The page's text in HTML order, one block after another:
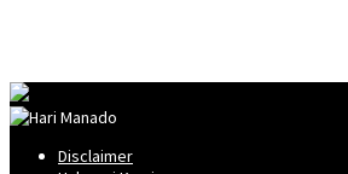
Disclaimer